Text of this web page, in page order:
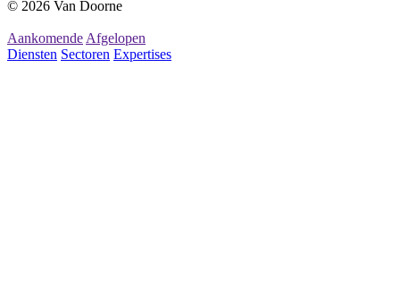
© 2026 Van Doorne
Aankomende Afgelopen
Diensten Sectoren Expertises